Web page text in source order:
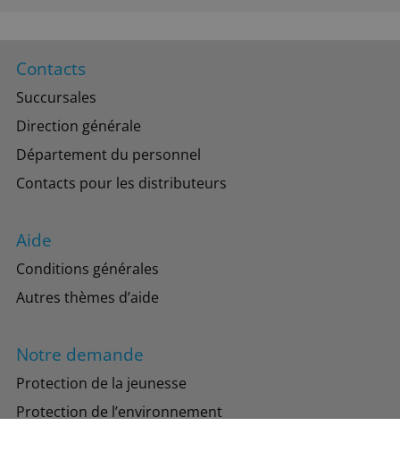
Contacts
Succursales
Direction générale
Département du personnel
Contacts pour les distributeurs
Aide
Conditions générales
Autres thèmes d’aide
Notre demande
Protection de la jeunesse
Protection de l’environnement